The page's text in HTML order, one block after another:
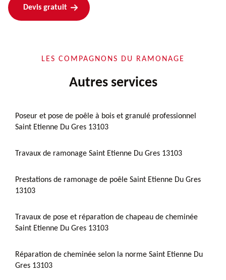
Devis gratuit
LES COMPAGNONS DU RAMONAGE
Autres services
Poseur et pose de poêle à bois et granulé professionnel
Saint Etienne Du Gres 13103
Travaux de ramonage Saint Etienne Du Gres 13103
Prestations de ramonage de poêle Saint Etienne Du Gres
13103
Travaux de pose et réparation de chapeau de cheminée
Saint Etienne Du Gres 13103
Réparation de cheminée selon la norme Saint Etienne Du
Gres 13103